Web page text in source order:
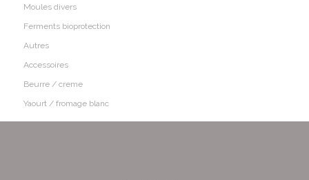
Moules divers
Ferments bioprotection
Autres
Accessoires
Beurre / creme
Yaourt / fromage blanc